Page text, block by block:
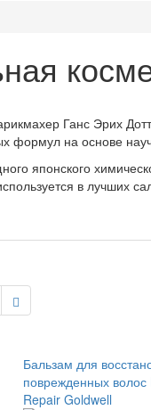
Ганс Эрих
на основе
японского
в лучших
Бальзам для
поврежденных волос
Repair Goldwell